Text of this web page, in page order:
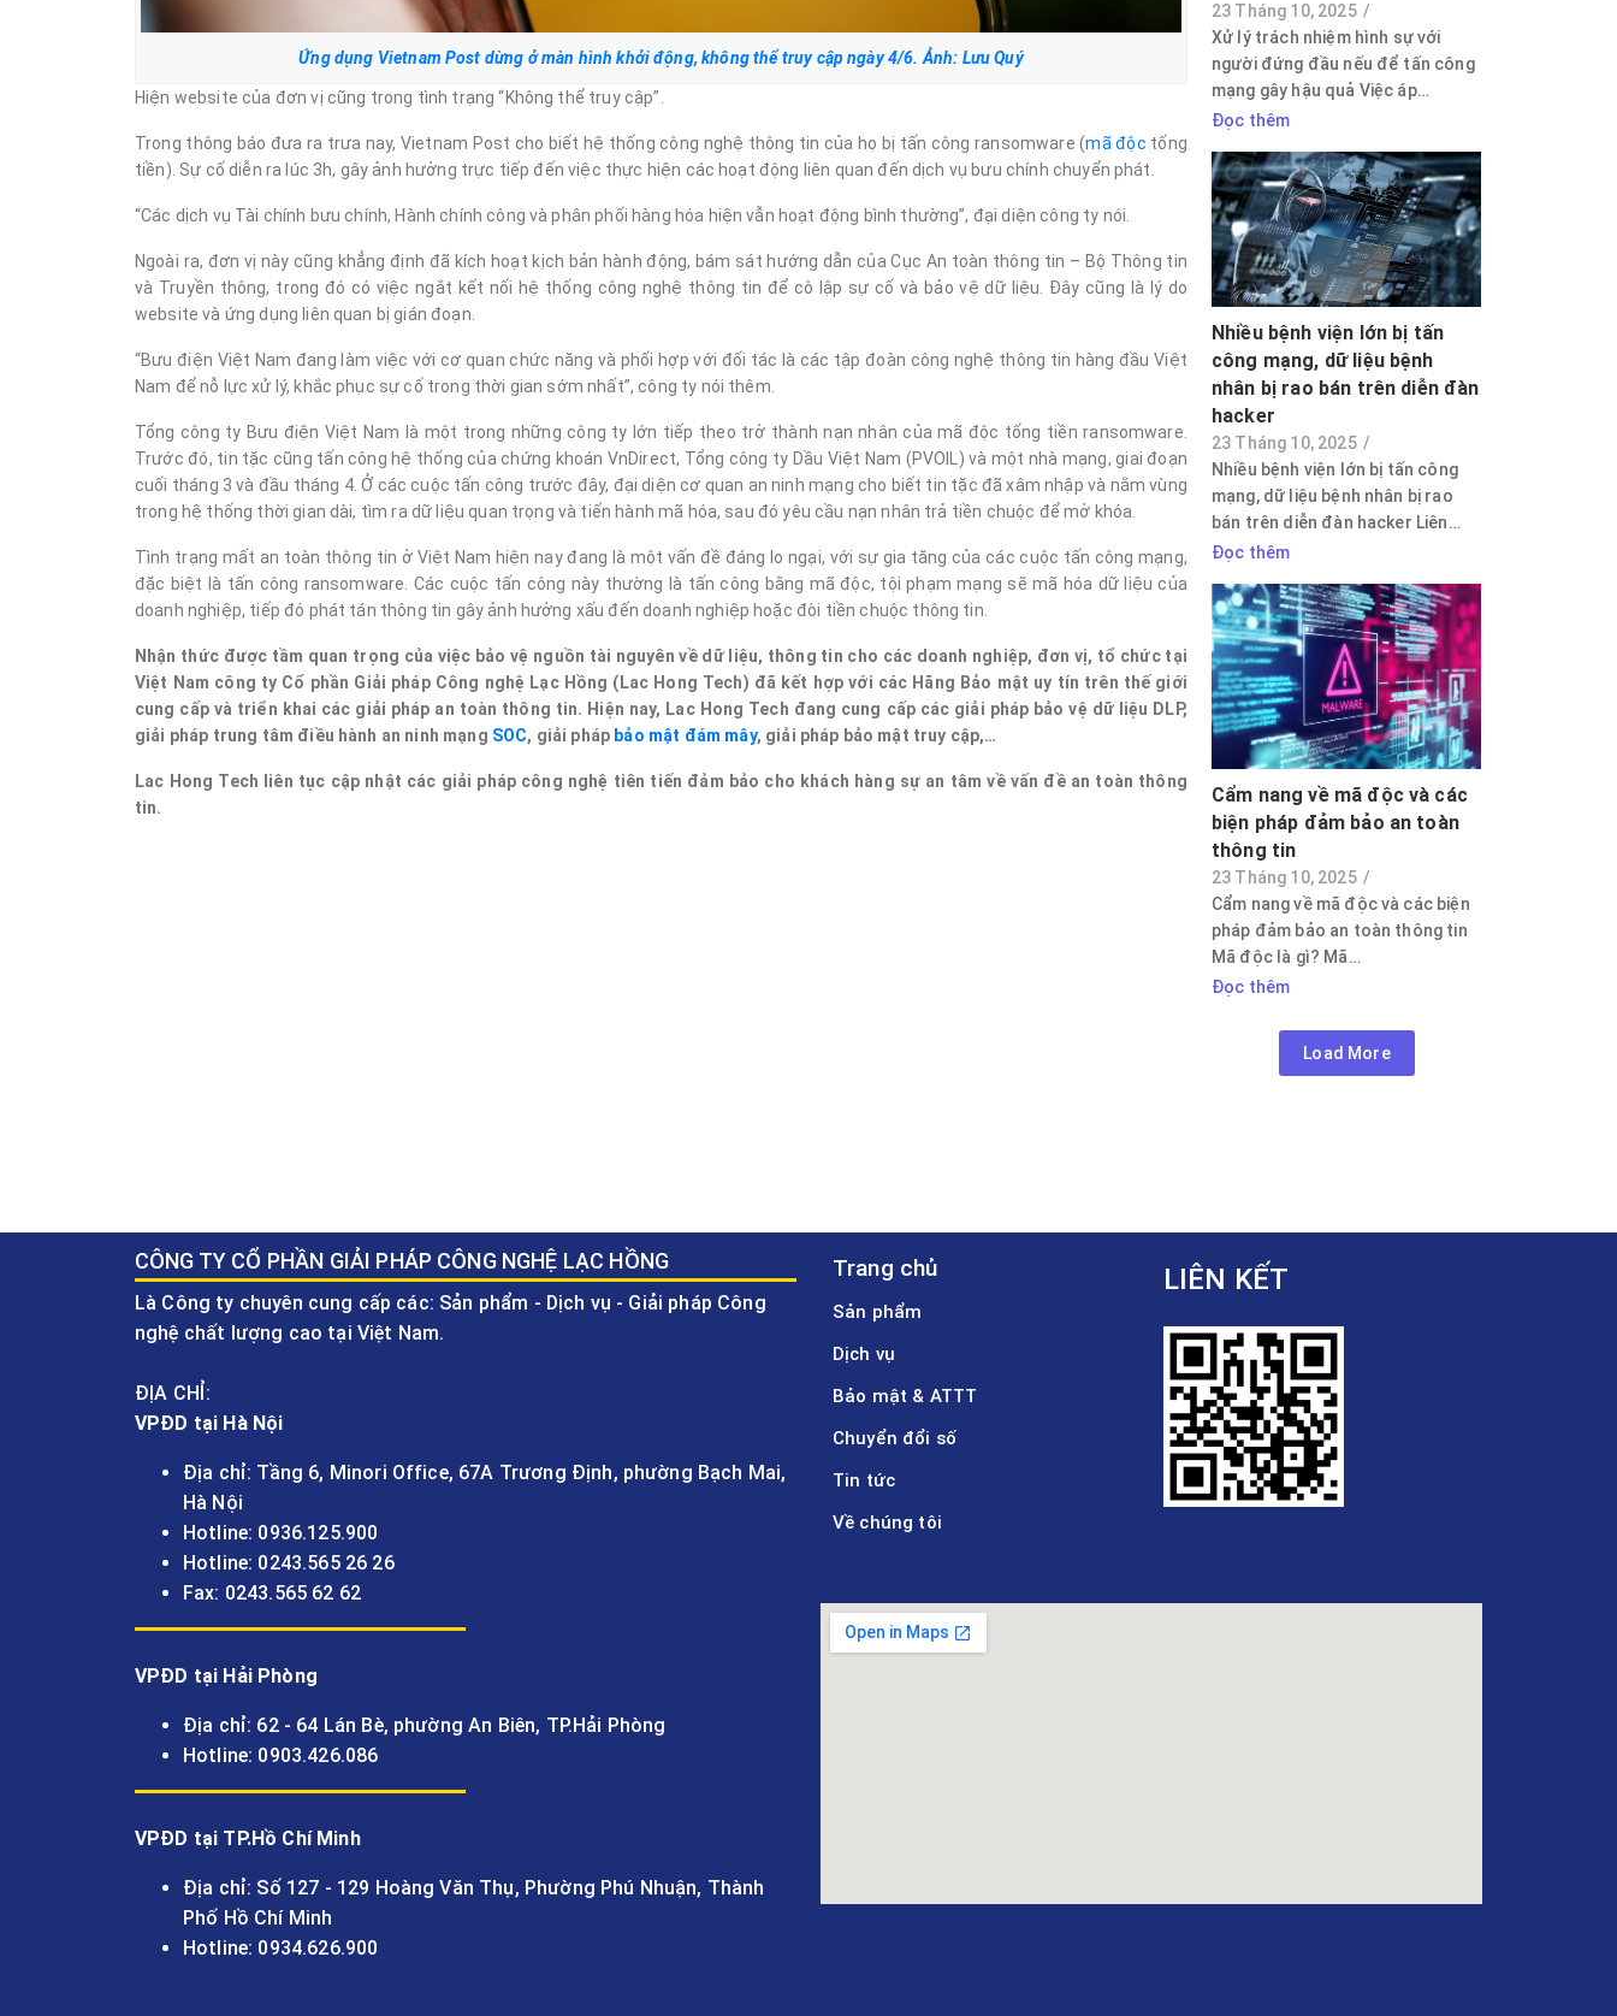
Ứng dụng Vietnam Post dừng ở màn hình khởi động, không thể truy cập ngày 4/6. Ảnh: Lưu Quý
Hiện website của đơn vị cũng trong tình trạng “Không thể truy cập”.
Trong thông báo đưa ra trưa nay, Vietnam Post cho biết hệ thống công nghệ thông tin của họ bị tấn công ransomware (mã độc tống
tiền). Sự cố diễn ra lúc 3h, gây ảnh hưởng trực tiếp đến việc thực hiện các hoạt động liên quan đến dịch vụ bưu chính chuyển phát.
“Các dịch vụ Tài chính bưu chính, Hành chính công và phân phối hàng hóa hiện vẫn hoạt động bình thường”, đại diện công ty nói.
Ngoài ra, đơn vị này cũng khẳng định đã kích hoạt kịch bản hành động, bám sát hướng dẫn của Cục An toàn thông tin – Bộ Thông tin
và Truyền thông, trong đó có việc ngắt kết nối hệ thống công nghệ thông tin để cô lập sự cố và bảo vệ dữ liệu. Đây cũng là lý do
website và ứng dụng liên quan bị gián đoạn.
“Bưu điện Việt Nam đang làm việc với cơ quan chức năng và phối hợp với đối tác là các tập đoàn công nghệ thông tin hàng đầu Việt
Nam để nỗ lực xử lý, khắc phục sự cố trong thời gian sớm nhất”, công ty nói thêm.
Tổng công ty Bưu điện Việt Nam là một trong những công ty lớn tiếp theo trở thành nạn nhân của mã độc tống tiền ransomware.
Trước đó, tin tặc cũng tấn công hệ thống của chứng khoán VnDirect, Tổng công ty Dầu Việt Nam (PVOIL) và một nhà mạng, giai đoạn
cuối tháng 3 và đầu tháng 4. Ở các cuộc tấn công trước đây, đại diện cơ quan an ninh mạng cho biết tin tặc đã xâm nhập và nằm vùng
trong hệ thống thời gian dài, tìm ra dữ liệu quan trọng và tiến hành mã hóa, sau đó yêu cầu nạn nhân trả tiền chuộc để mở khóa.
Tình trạng mất an toàn thông tin ở Việt Nam hiện nay đang là một vấn đề đáng lo ngại, với sự gia tăng của các cuộc tấn công mạng,
đặc biệt là tấn công ransomware. Các cuộc tấn công này thường là tấn công bằng mã độc, tội phạm mạng sẽ mã hóa dữ liệu của
doanh nghiệp, tiếp đó phát tán thông tin gây ảnh hưởng xấu đến doanh nghiệp hoặc đòi tiền chuộc thông tin.
Nhận thức được tầm quan trọng của việc bảo vệ nguồn tài nguyên về dữ liệu, thông tin cho các doanh nghiệp, đơn vị, tổ chức tại
Việt Nam công ty Cổ phần Giải pháp Công nghệ Lạc Hồng (Lac Hong Tech) đã kết hợp với các Hãng Bảo mật uy tín trên thế giới
cung cấp và triển khai các giải pháp an toàn thông tin. Hiện nay, Lac Hong Tech đang cung cấp các giải pháp bảo vệ dữ liệu DLP,
giải pháp trung tâm điều hành an ninh mạng SOC, giải pháp bảo mật đám mây, giải pháp bảo mật truy cập,…
Lac Hong Tech liên tục cập nhật các giải pháp công nghệ tiên tiến đảm bảo cho khách hàng sự an tâm về vấn đề an toàn thông
tin.
23 Tháng 10, 2025 /
Xử lý trách nhiệm hình sự với
người đứng đầu nếu để tấn công
mạng gây hậu quả Việc áp…
Đọc thêm
Nhiều bệnh viện lớn bị tấn
công mạng, dữ liệu bệnh
nhân bị rao bán trên diễn đàn
hacker
23 Tháng 10, 2025 /
Nhiều bệnh viện lớn bị tấn công
mạng, dữ liệu bệnh nhân bị rao
bán trên diễn đàn hacker Liên…
Đọc thêm
Cẩm nang về mã độc và các
biện pháp đảm bảo an toàn
thông tin
23 Tháng 10, 2025 /
Cẩm nang về mã độc và các biện
pháp đảm bảo an toàn thông tin
Mã độc là gì? Mã…
Đọc thêm
Load More
CÔNG TY CỔ PHẦN GIẢI PHÁP CÔNG NGHỆ LẠC HỒNG
Là Công ty chuyên cung cấp các: Sản phẩm - Dịch vụ - Giải pháp Công
nghệ chất lượng cao tại Việt Nam.
ĐỊA CHỈ:
VPĐD tại Hà Nội
Địa chỉ: Tầng 6, Minori Office, 67A Trương Định, phường Bạch Mai,
Hà Nội
Hotline: 0936.125.900
Hotline: 0243.565 26 26
Fax: 0243.565 62 62
VPĐD tại Hải Phòng
Địa chỉ: 62 - 64 Lán Bè, phường An Biên, TP.Hải Phòng
Hotline: 0903.426.086
VPĐD tại TP.Hồ Chí Minh
Địa chỉ: Số 127 - 129 Hoàng Văn Thụ, Phường Phú Nhuận, Thành
Phố Hồ Chí Minh
Hotline: 0934.626.900
Trang chủ
Sản phẩm
Dịch vụ
Bảo mật & ATTT
Chuyển đổi số
Tin tức
Về chúng tôi
LIÊN KẾT